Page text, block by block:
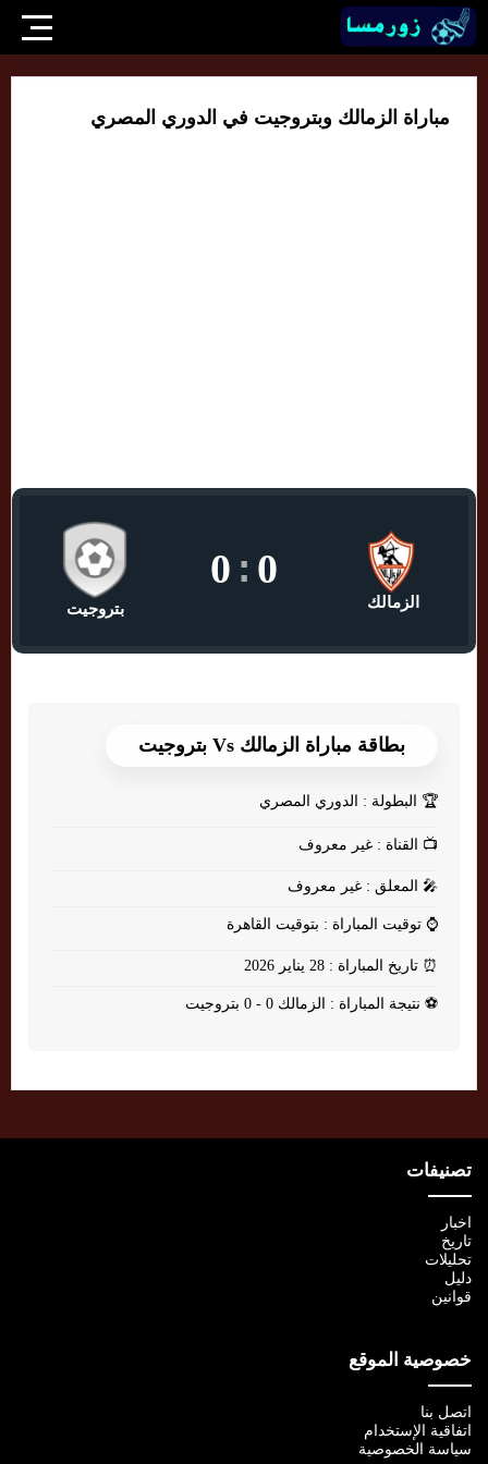
مباراة الزمالك وبتروجيت في الدوري المصري
الزمالك
0
:
0
بتروجيت
بطاقة مباراة الزمالك Vs بتروجيت
🏆 البطولة : الدوري المصري
📺 القناة : غير معروف
🎤 المعلق : غير معروف
⌚ توقيت المباراة : بتوقيت القاهرة
⏰ تاريخ المباراة : 28 يناير 2026
⚽ نتيجة المباراة : الزمالك 0 - 0 بتروجيت
تصنيفات
اخبار
تاريخ
تحليلات
دليل
قوانين
خصوصية الموقع
اتصل بنا
اتفاقية الإستخدام
سياسة الخصوصية